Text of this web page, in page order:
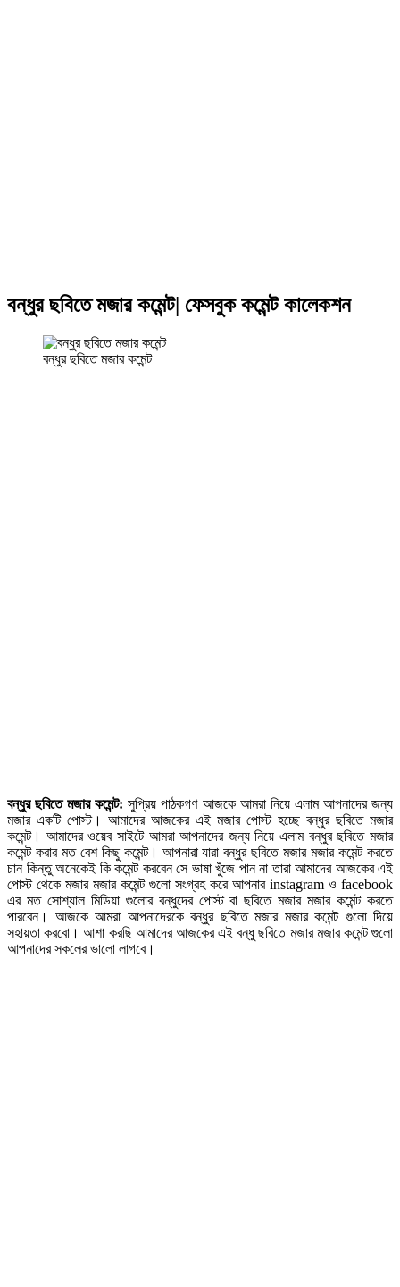
বন্ধুর ছবিতে মজার কমেন্ট| ফেসবুক কমেন্ট কালেকশন
বন্ধুর ছবিতে মজার কমেন্ট
বন্ধুর ছবিতে মজার কমেন্ট: সুপ্রিয় পাঠকগণ আজকে আমরা নিয়ে এলাম আপনাদের জন্য
মজার একটি পোস্ট। আমাদের আজকের এই মজার পোস্ট হচ্ছে বন্ধুর ছবিতে মজার
কমেন্ট। আমাদের ওয়েব সাইটে আমরা আপনাদের জন্য নিয়ে এলাম বন্ধুর ছবিতে মজার
কমেন্ট করার মত বেশ কিছু কমেন্ট। আপনারা যারা বন্ধুর ছবিতে মজার মজার কমেন্ট করতে
চান কিন্তু অনেকেই কি কমেন্ট করবেন সে ভাষা খুঁজে পান না তারা আমাদের আজকের এই
পোস্ট থেকে মজার মজার কমেন্ট গুলো সংগ্রহ করে আপনার instagram ও facebook
এর মত সোশ্যাল মিডিয়া গুলোর বন্ধুদের পোস্ট বা ছবিতে মজার মজার কমেন্ট করতে
পারবেন। আজকে আমরা আপনাদেরকে বন্ধুর ছবিতে মজার মজার কমেন্ট গুলো দিয়ে
সহায়তা করবো। আশা করছি আমাদের আজকের এই বন্ধু ছবিতে মজার মজার কমেন্ট গুলো
আপনাদের সকলের ভালো লাগবে।